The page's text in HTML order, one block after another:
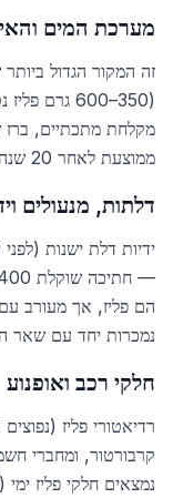
מערכת המים
(350–600
מקלחת מתכתיים, ברז
ממוצעת לאחר 20 שנה יש 5–12 חלקי פליז שונים במערכת המים.
דלתות, מנעולים
הם פליז, אך מעורב עם
נמכרות יחד עם שאר
חלקי רכב ואופנוע
קרבורטור, ומחברי